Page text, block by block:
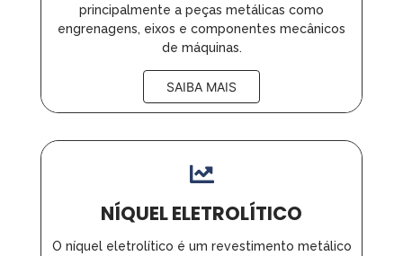
principalmente a peças metálicas como
engrenagens, eixos e componentes mecânicos
de máquinas.
SAIBA MAIS
NÍQUEL ELETROLÍTICO
O níquel eletrolítico é um revestimento metálico